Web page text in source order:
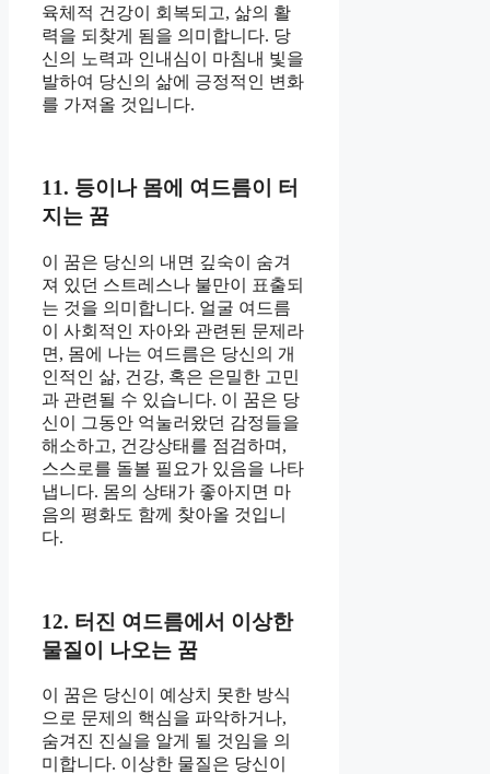
육체적 건강이 회복되고, 삶의 활
력을 되찾게 됨을 의미합니다. 당
신의 노력과 인내심이 마침내 빛을
발하여 당신의 삶에 긍정적인 변화
를 가져올 것입니다.
11. 등이나 몸에 여드름이 터
지는 꿈
이 꿈은 당신의 내면 깊숙이 숨겨
져 있던 스트레스나 불만이 표출되
는 것을 의미합니다. 얼굴 여드름
이 사회적인 자아와 관련된 문제라
면, 몸에 나는 여드름은 당신의 개
인적인 삶, 건강, 혹은 은밀한 고민
과 관련될 수 있습니다. 이 꿈은 당
신이 그동안 억눌러왔던 감정들을
해소하고, 건강상태를 점검하며,
스스로를 돌볼 필요가 있음을 나타
냅니다. 몸의 상태가 좋아지면 마
음의 평화도 함께 찾아올 것입니
다.
12. 터진 여드름에서 이상한
물질이 나오는 꿈
이 꿈은 당신이 예상치 못한 방식
으로 문제의 핵심을 파악하거나,
숨겨진 진실을 알게 될 것임을 의
미합니다. 이상한 물질은 당신이